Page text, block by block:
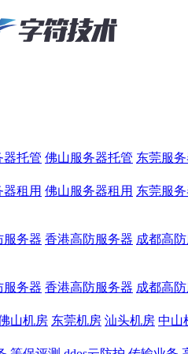
器托管 佛山服务器托管 东莞服
租用 佛山服务器租用 东莞服
服务器 香港高防服务器 成都高
服务器 香港高防服务器 成都高
山机房 东莞机房 汕头机房 中山